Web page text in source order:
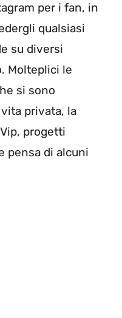
per i fan, in
qualsiasi
su diversi
Molteplici le
si sono
privata, la
progetti
pensa di alcuni